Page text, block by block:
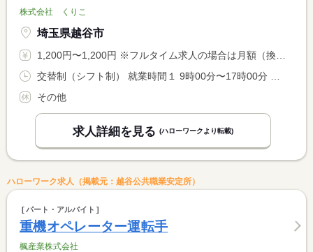
株式会社 くりこ
埼玉県越谷市
1,200円〜1,200円 ※フルタイム求人の場合は月額（換算額）、パート求人の場合は時間額を表示しています。
その他
求人詳細を見る (ハローワークより転載)
ハローワーク求人（掲載元：越谷公共職業安定所）
パート・アルバイト
重機オペレーター運転手
楓産業株式会社